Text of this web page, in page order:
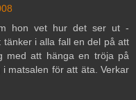
hon vet hur det ser ut -
tänker i alla fall en del på att
med att hänga en tröja på
matsalen för att äta. Verkar